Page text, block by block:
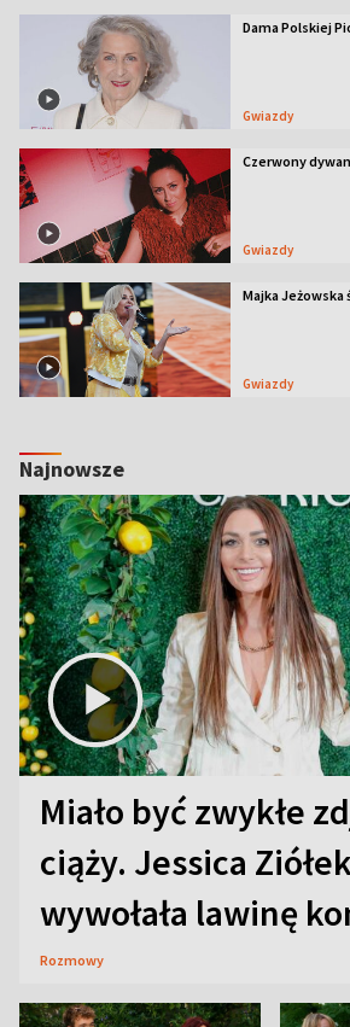
Dama Polskiej
Gwiazdy
Czerwony
Gwiazdy
Majka
Gwiazdy
Najnowsze
Miało być zwykłe
ciąży. Jessica
wywołała lawinę
Rozmowy